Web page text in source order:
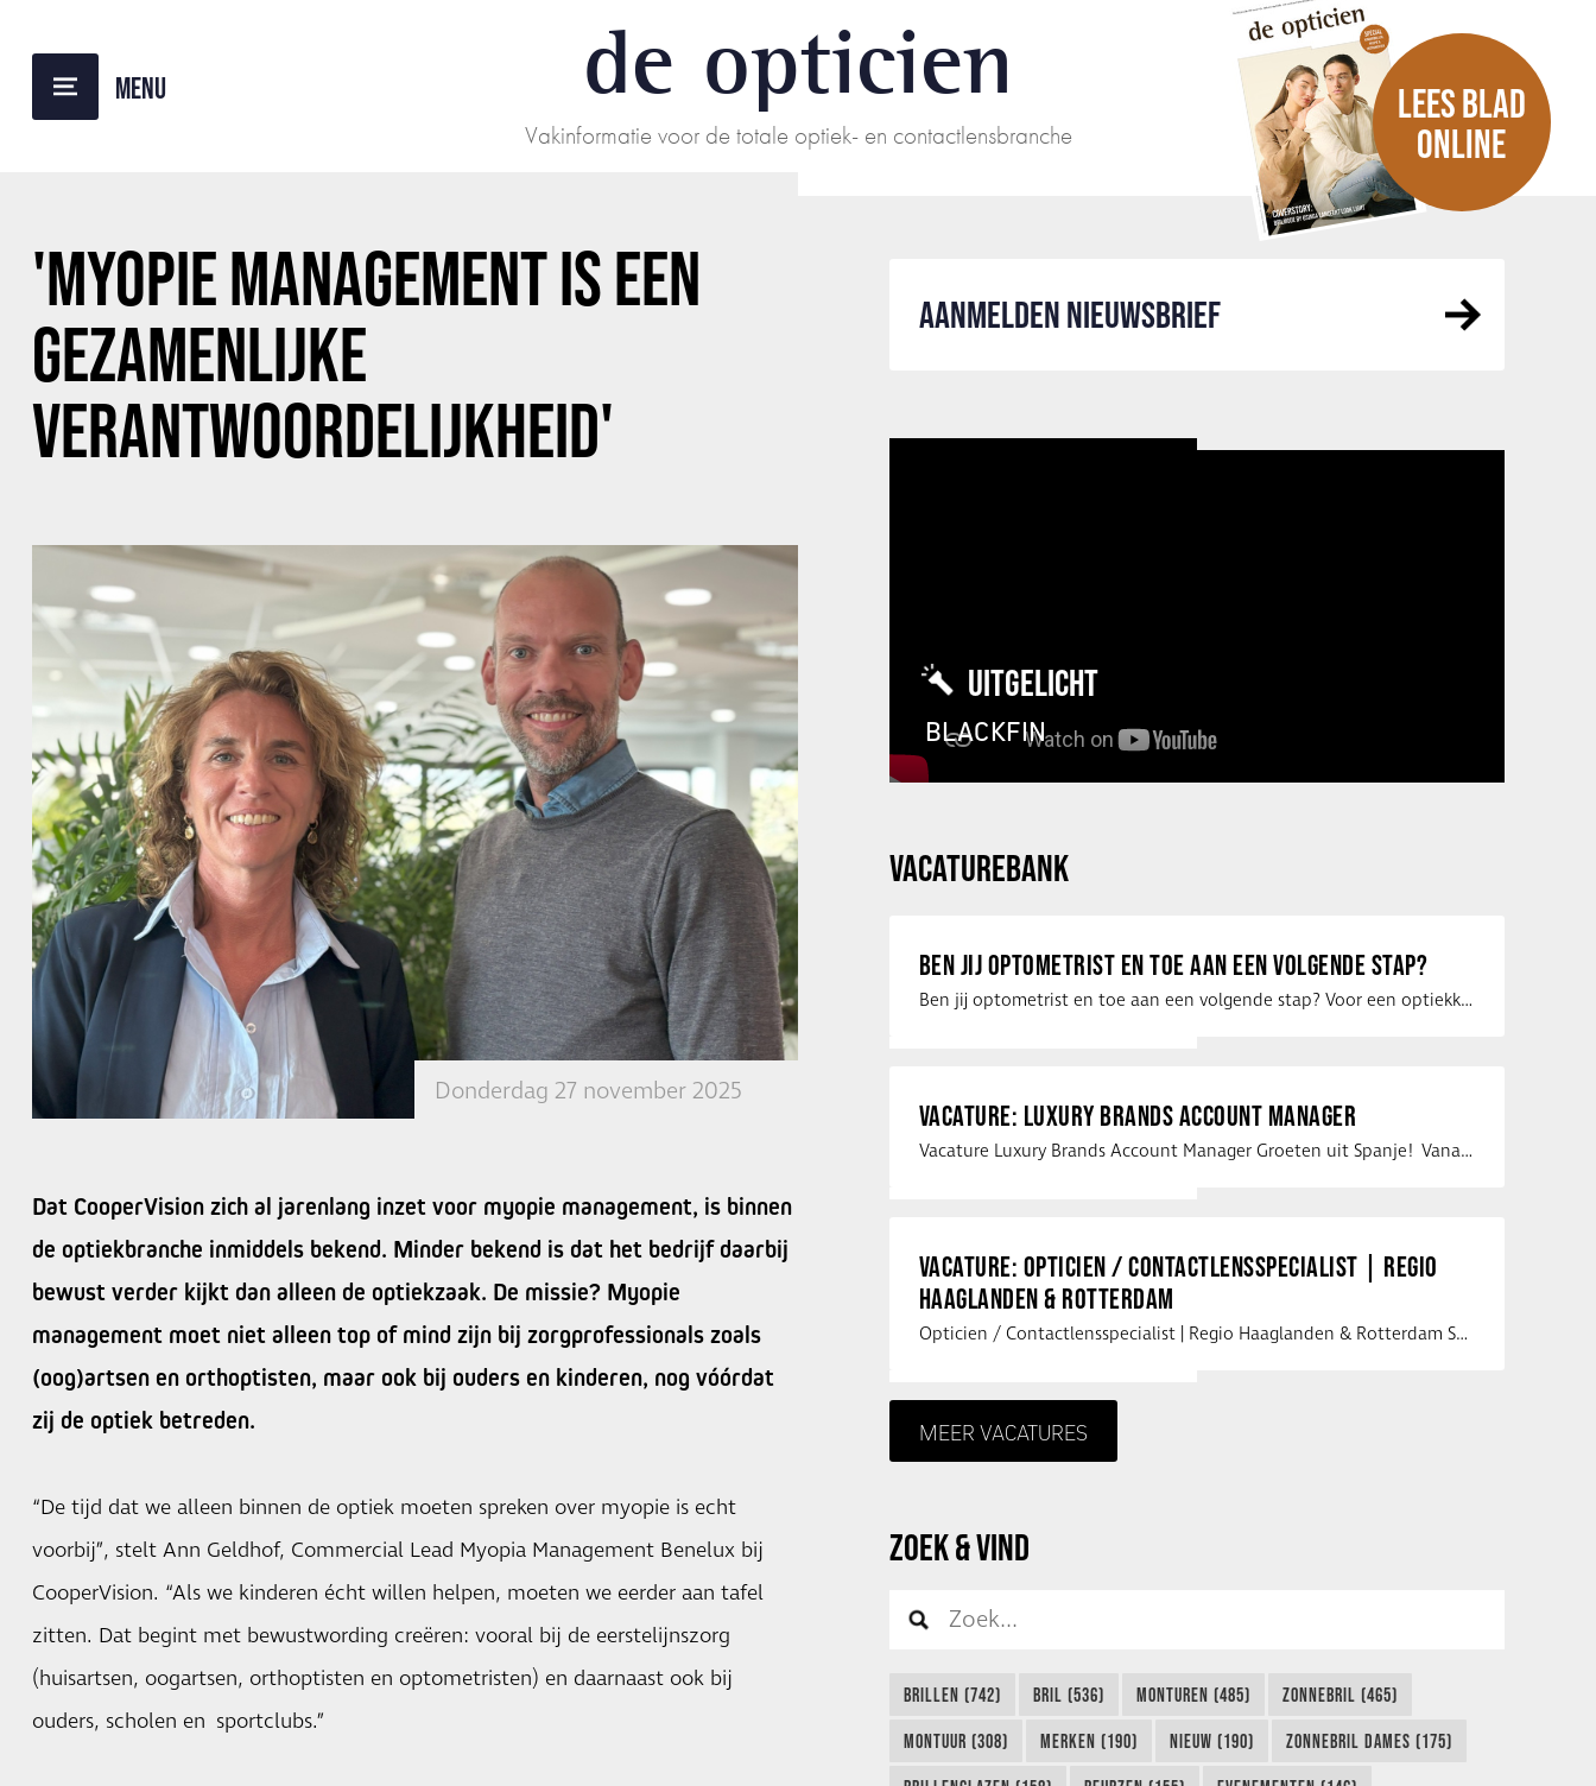
de opticien
Vakinformatie voor de totale optiek- en contactlensbranche
LEES BLAD
ONLINE
'MYOPIE MANAGEMENT IS EEN
GEZAMENLIJKE
VERANTWOORDELIJKHEID'
Donderdag 27 november 2025
Dat CooperVision zich al jarenlang inzet voor myopie management, is binnen
de optiekbranche inmiddels bekend. Minder bekend is dat het bedrijf daarbij
bewust verder kijkt dan alleen de optiekzaak. De missie? Myopie
management moet niet alleen top of mind zijn bij zorgprofessionals zoals
(oog)artsen en orthoptisten, maar ook bij ouders en kinderen, nog vóórdat
zij de optiek betreden.
“De tijd dat we alleen binnen de optiek moeten spreken over myopie is echt
voorbij”, stelt Ann Geldhof, Commercial Lead Myopia Management Benelux bij
CooperVision. “Als we kinderen écht willen helpen, moeten we eerder aan tafel
zitten. Dat begint met bewustwording creëren: vooral bij de eerstelijnszorg
(huisartsen, oogartsen, orthoptisten en optometristen) en daarnaast ook bij
ouders, scholen en sportclubs.”
AANMELDEN NIEUWSBRIEF
UITGELICHT
BLACKFIN
VACATUREBANK
BEN JIJ OPTOMETRIST EN TOE AAN EEN VOLGENDE STAP?
Ben jij optometrist en toe aan een volgende stap? Voor een optiekketen is Eye …
VACATURE: LUXURY BRANDS ACCOUNT MANAGER
Vacature Luxury Brands Account Manager Groeten uit Spanje! Vanaf mijn …
VACATURE: OPTICIEN / CONTACTLENSSPECIALIST | REGIO
HAAGLANDEN & ROTTERDAM
Opticien / Contactlensspecialist | Regio Haaglanden & Rotterdam Saludos uit …
MEER VACATURES
ZOEK & VIND
BRILLEN (742) BRIL (536) MONTUREN (485) ZONNEBRIL (465)
MONTUUR (308) MERKEN (190) NIEUW (190) ZONNEBRIL DAMES (175)